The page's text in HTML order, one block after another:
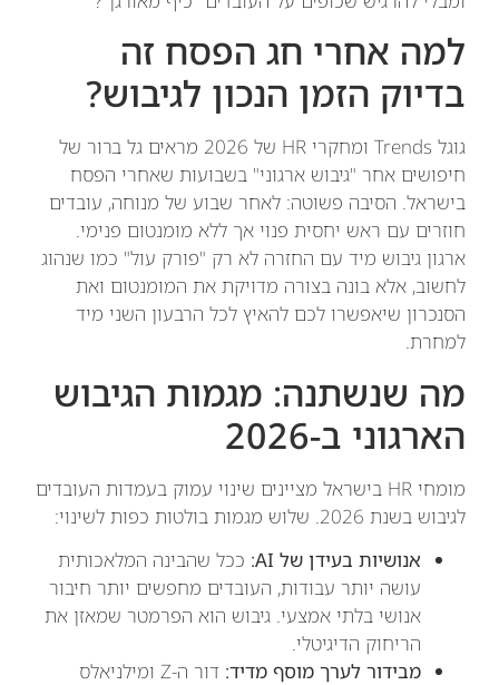
למה אחרי חג הפסח זה
בדיוק הזמן הנכון לגיבוש?
גוגל Trends ומחקרי HR של 2026 מראים גל ברור של
חיפושים אחר "גיבוש ארגוני" בשבועות שאחרי הפסח
בישראל. הסיבה פשוטה: לאחר שבוע של מנוחה, עובדים
חוזרים עם ראש יחסית פנוי אך ללא מומנטום פנימי.
ארגון גיבוש מיד עם החזרה לא רק "פורק עול" כמו שנהוג
לחשוב, אלא בונה בצורה מדויקת את המומנטום ואת
הסנכרון שיאפשרו לכם להאיץ לכל הרבעון השני מיד
למחרת.
מה שנשתנה: מגמות הגיבוש
הארגוני ב-2026
מומחי HR בישראל מציינים שינוי עמוק בעמדות העובדים
לגיבוש בשנת 2026. שלוש מגמות בולטות כפות לשינוי:
אנושיות בעידן של AI:
ככל שהבינה המלאכותית
עושה יותר עבודות, העובדים מחפשים יותר חיבור
אנושי בלתי אמצעי. גיבוש הוא הפרמטר שמאזן את
הריחוק הדיגיטלי.
מבידור לערך מוסף מדיד:
דור ה-Z ומילניאלס